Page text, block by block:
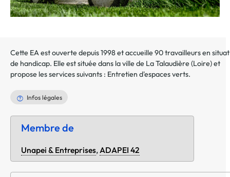
Cette EA est ouverte depuis 1998 et accueille 90 travailleurs en
de handicap. Elle est située dans la ville de La Talaudière(Loire) et
propose les services suivants : Entretien d'espaces verts.
Infos légales
Membre de
Unapei & Entreprises,ADAPEI 42